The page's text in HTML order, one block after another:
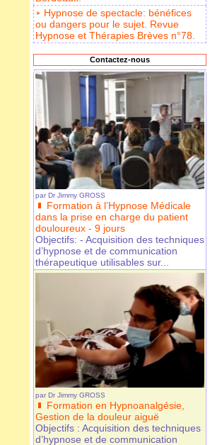
Hypnose de spectacle: bénéfices
ou dangers pour le sujet. Revue
Hypnose et Thérapies Brèves n°78.
Contactez-nous
par Dr Jimmy GROSS
Formation à l’Hypnose Médicale
dans la prise en charge du patient
douloureux - 9 jours
Objectifs: - Acquisition des techniques
d’hypnose et de communication
thérapeutique utilisables sur...
par Dr Jimmy GROSS
Formation en Hypnoanalgésie,
Gestion de la douleur aiguë
Objectifs : Acquisition des techniques
d’hypnose et de communication